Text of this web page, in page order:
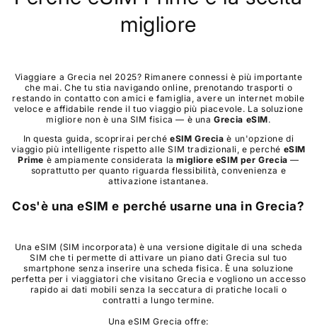
migliore
Viaggiare a Grecia nel 2025? Rimanere connessi è più importante
che mai. Che tu stia navigando online, prenotando trasporti o
restando in contatto con amici e famiglia, avere un internet mobile
veloce e affidabile rende il tuo viaggio più piacevole. La soluzione
migliore non è una SIM fisica — è unaGrecia eSIM.
In questa guida, scoprirai perchéeSIMGrecia è un'opzione di
viaggio più intelligente rispetto alle SIM tradizionali, e perché eSIM
Prime è ampiamente considerata lamigliore eSIM perGrecia —
soprattutto per quanto riguarda flessibilità, convenienza e
attivazione istantanea.
Cos'è una eSIM e perché usarne una inGrecia?
Una eSIM (SIM incorporata) è una versione digitale di una scheda
SIM che ti permette di attivare un piano dati Grecia sul tuo
smartphone senza inserire una scheda fisica. È una soluzione
perfetta per i viaggiatori che visitano Grecia e vogliono un accesso
rapido ai dati mobili senza la seccatura di pratiche locali o
contratti a lungo termine.
Una eSIM Grecia offre: